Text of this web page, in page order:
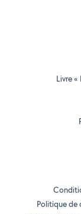
Livre
Politique de